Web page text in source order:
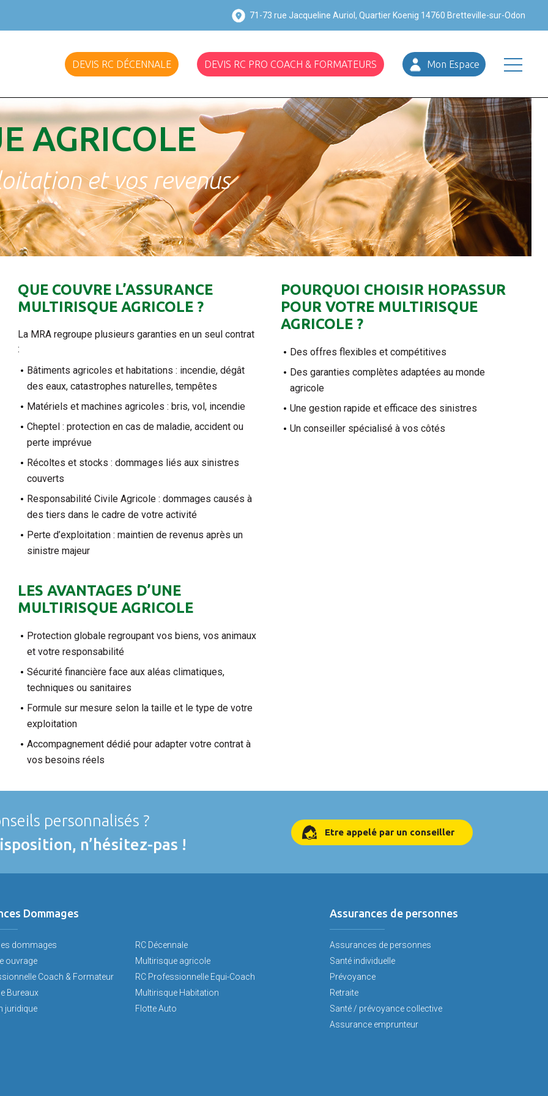
71-73 rue Jacqueline Auriol, Quartier Koenig 14760 Bretteville-sur-Odon
DEVIS RC DÉCENNALE DEVIS RC PRO COACH & FORMATEURS Mon Espace
AGRICOLE
et vos revenus
QUE COUVRE L’ASSURANCE
MULTIRISQUE AGRICOLE ?
La MRA regroupe plusieurs garanties en un seul contrat
:
Bâtiments agricoles et habitations : incendie, dégât
des eaux, catastrophes naturelles, tempêtes
Matériels et machines agricoles : bris, vol, incendie
Cheptel : protection en cas de maladie, accident ou
perte imprévue
Récoltes et stocks : dommages liés aux sinistres
couverts
Responsabilité Civile Agricole : dommages causés à
des tiers dans le cadre de votre activité
Perte d’exploitation : maintien de revenus après un
sinistre majeur
LES AVANTAGES D’UNE
MULTIRISQUE AGRICOLE
Protection globale regroupant vos biens, vos animaux
et votre responsabilité
Sécurité financière face aux aléas climatiques,
techniques ou sanitaires
Formule sur mesure selon la taille et le type de votre
exploitation
Accompagnement dédié pour adapter votre contrat à
vos besoins réels
POURQUOI CHOISIR HOPASSUR
POUR VOTRE MULTIRISQUE
AGRICOLE ?
Des offres flexibles et compétitives
Des garanties complètes adaptées au monde
agricole
Une gestion rapide et efficace des sinistres
Un conseiller spécialisé à vos côtés
personnalisés ?
n’hésitez-pas !
Etre appelé par un conseiller
Dommages
dommages
RC Décennale
ouvrage
Multirisque agricole
Coach & Formateur
RC Professionnelle Equi-Coach
Bureaux
Multirisque Habitation
juridique
Flotte Auto
Assurances de personnes
Assurances de personnes
Santé individuelle
Prévoyance
Retraite
Santé / prévoyance collective
Assurance emprunteur